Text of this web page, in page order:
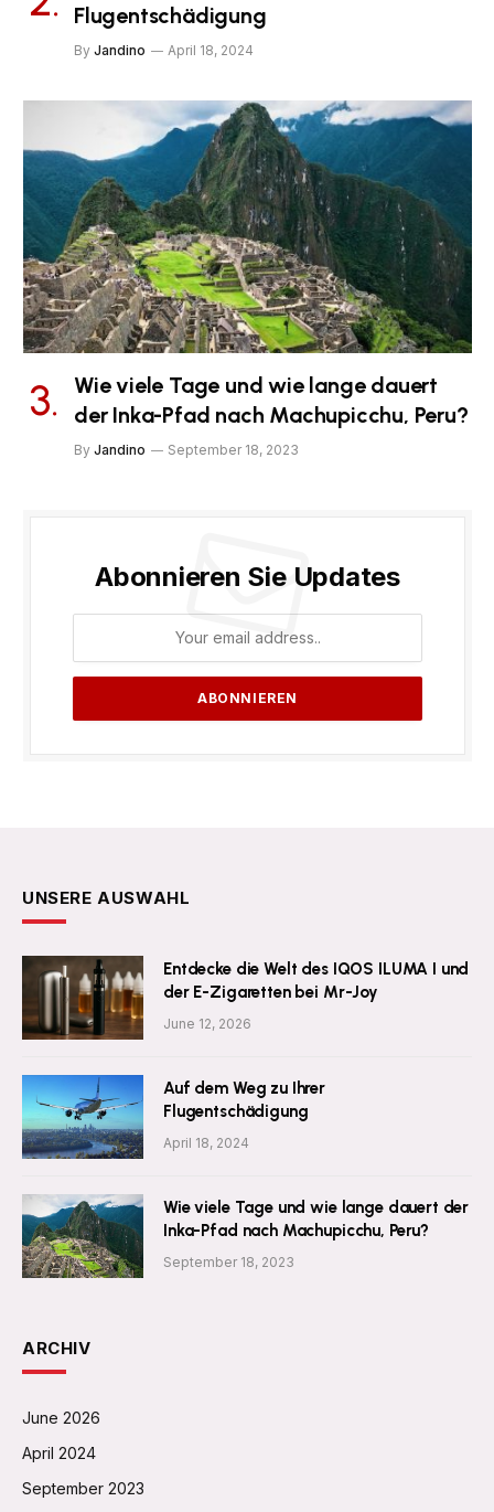
Flugentschädigung
By Jandino April 18, 2024
Wie viele Tage und wie lange dauert
der Inka-Pfad nach Machupicchu, Peru?
By Jandino September 18, 2023
Abonnieren Sie Updates
UNSERE AUSWAHL
Entdecke die Welt des IQOS ILUMA I und
der E-Zigaretten bei Mr-Joy
June 12, 2026
Auf dem Weg zu Ihrer
Flugentschädigung
April 18, 2024
Wie viele Tage und wie lange dauert der
Inka-Pfad nach Machupicchu, Peru?
September 18, 2023
ARCHIV
June 2026
April 2024
September 2023